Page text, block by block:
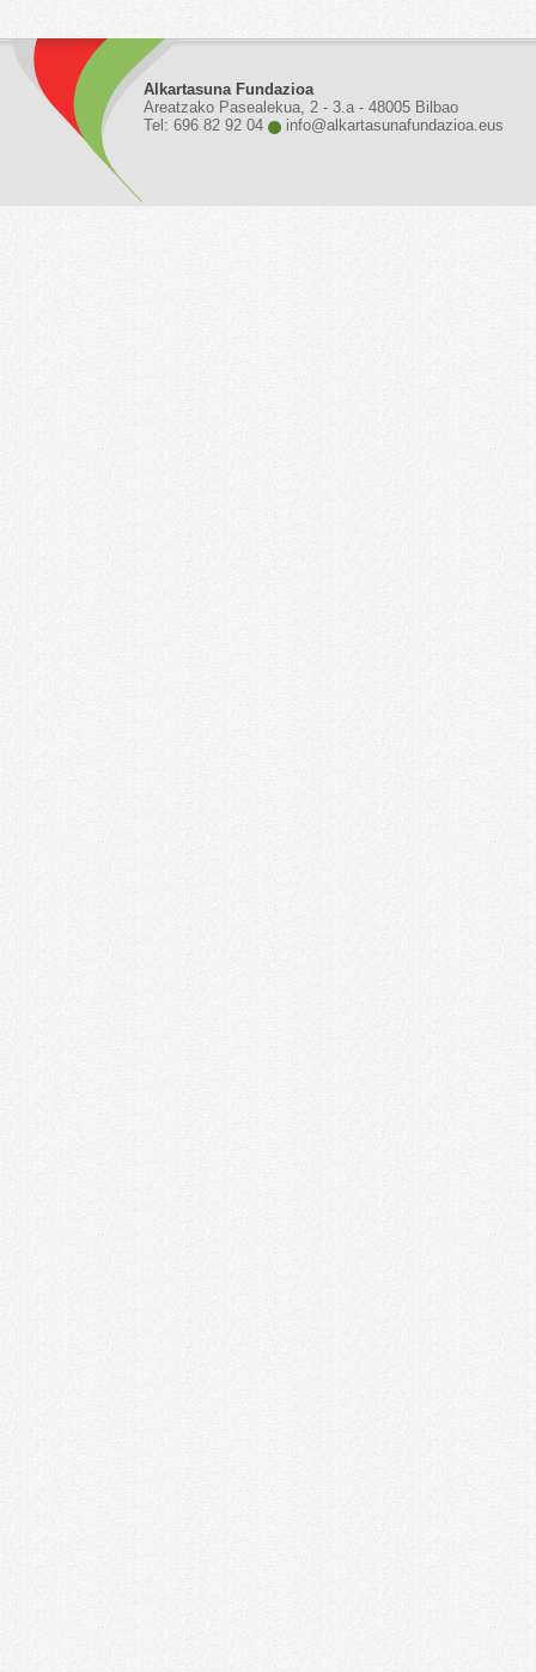
Alkartasuna Fundazioa
Areatzako Pasealekua, 2 - 3.a - 48005 Bilbao
Tel: 696 82 92 04
info@alkartasunafundazioa.eus